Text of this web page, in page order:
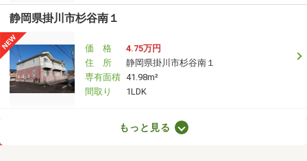
静岡県掛川市杉谷南１
価 格
4.75万円
住 所
静岡県掛川市杉谷南１
専有面積 41.98m²
間取り
1LDK
もっと見る